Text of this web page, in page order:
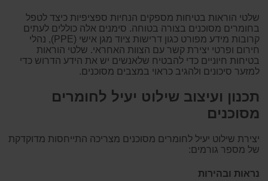
שלטי הוראות בטיחות מספקים הנחיות ספציפיות כיצד לטפל
בחומרים מסוכנים בצורה בטוחה. סימנים אלה כוללים לעתים
קרובות מידע מפורט כגון דרישות ציוד מגן אישי (PPE), נהלי
חירום ופרטי יצירת קשר עם הצוות האחראי. שלטי הוראות
בטיחות חיוניים כדי להבטיח שלאנשים יש את הידע הדרוש כדי
למזער סיכונים ולהגיב כראוי במצבים מסוכנים.
תכנון ועיצוב שילוט יעיל לחומרים
מסוכנים
יצירת שילוט יעיל לחומרים מסוכנים מצריכה התייחסות מדוקדקת
של מספר גורמים:
נראות ובהירות